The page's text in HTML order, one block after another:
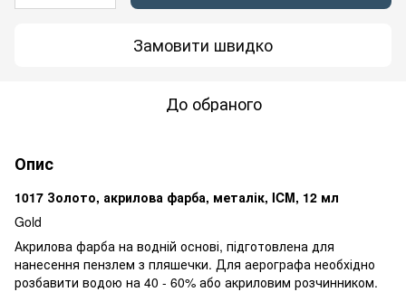
Замовити швидко
До обраного
Опис
1017 Золото, акрилова фарба, металік, ICM, 12 мл
Gold
Акрилова фарба на водній основі, підготовлена ​​для
нанесення пензлем з пляшечки. Для аерографа необхідно
розбавити водою на 40 - 60% або акриловим розчинником.